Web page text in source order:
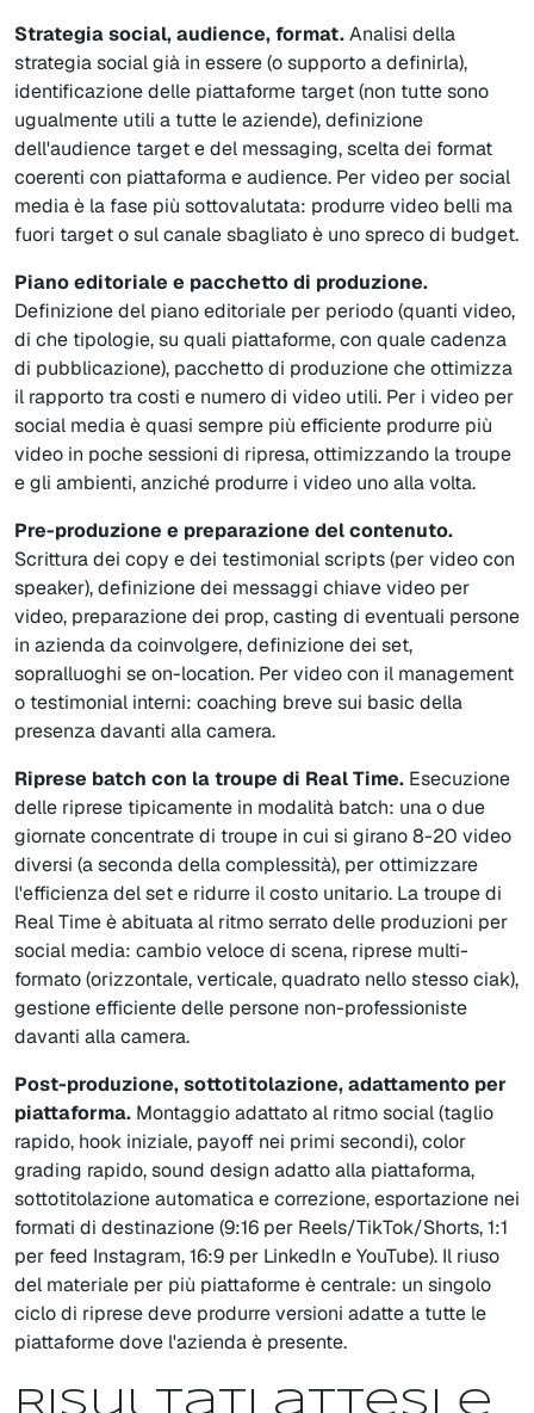
Strategia social, audience, format.Analisi della
strategia social già in essere (o supporto a definirla),
identificazione delle piattaforme target (non tutte sono
ugualmente utili a tutte le aziende), definizione
dell'audience target e del messaging, scelta dei format
coerenti con piattaforma e audience. Per video per social
media è la fase più sottovalutata: produrre video belli ma
fuori target o sul canale sbagliato è uno spreco di budget.
Piano editoriale e pacchetto di produzione.
Definizione del piano editoriale per periodo (quanti video,
di che tipologie, su quali piattaforme, con quale cadenza
di pubblicazione), pacchetto di produzione che ottimizza
il rapporto tra costi e numero di video utili. Per i video per
social media è quasi sempre più efficiente produrre più
video in poche sessioni di ripresa, ottimizzando la troupe
e gli ambienti, anziché produrre i video uno alla volta.
Pre-produzione e preparazione del contenuto.
Scrittura dei copy e dei testimonial scripts (per video con
speaker), definizione dei messaggi chiave video per
video, preparazione dei prop, casting di eventuali persone
in azienda da coinvolgere, definizione dei set,
sopralluoghi se on-location. Per video con il management
o testimonial interni: coaching breve sui basic della
presenza davanti alla camera.
Riprese batch con la troupe di Real Time. Esecuzione
delle riprese tipicamente in modalità batch: una o due
giornate concentrate di troupe in cui si girano 8-20 video
diversi (a seconda della complessità), per ottimizzare
l'efficienza del set e ridurre il costo unitario. La troupe di
Real Time è abituata al ritmo serrato delle produzioni per
social media: cambio veloce di scena, riprese multi-
formato (orizzontale, verticale, quadrato nello stesso ciak),
gestione efficiente delle persone non-professioniste
davanti alla camera.
Post-produzione, sottotitolazione, adattamento per
piattaforma. Montaggio adattato al ritmo social (taglio
rapido, hook iniziale, payoff nei primi secondi), color
grading rapido, sound design adatto alla piattaforma,
sottotitolazione automatica e correzione, esportazione nei
formati di destinazione (9:16 per Reels/TikTok/Shorts, 1:1
per feed Instagram, 16:9 per LinkedIn e YouTube). Il riuso
del materiale per più piattaforme è centrale: un singolo
ciclo di riprese deve produrre versioni adatte a tutte le
piattaforme dove l'azienda è presente.
Risultati attesi e